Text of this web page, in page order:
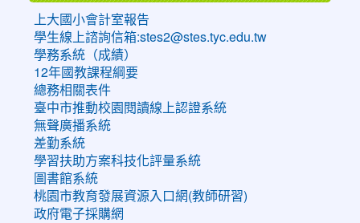
上大國小會計室報告
學生線上諮詢信箱:stes2@stes.tyc.edu.tw
學務系統（成績）
12年國教課程綱要
總務相關表件
臺中市推動校園閱讀線上認證系統
無聲廣播系統
差勤系統
學習扶助方案科技化評量系統
圖書館系統
桃園市教育發展資源入口網(教師研習)
政府電子採購網